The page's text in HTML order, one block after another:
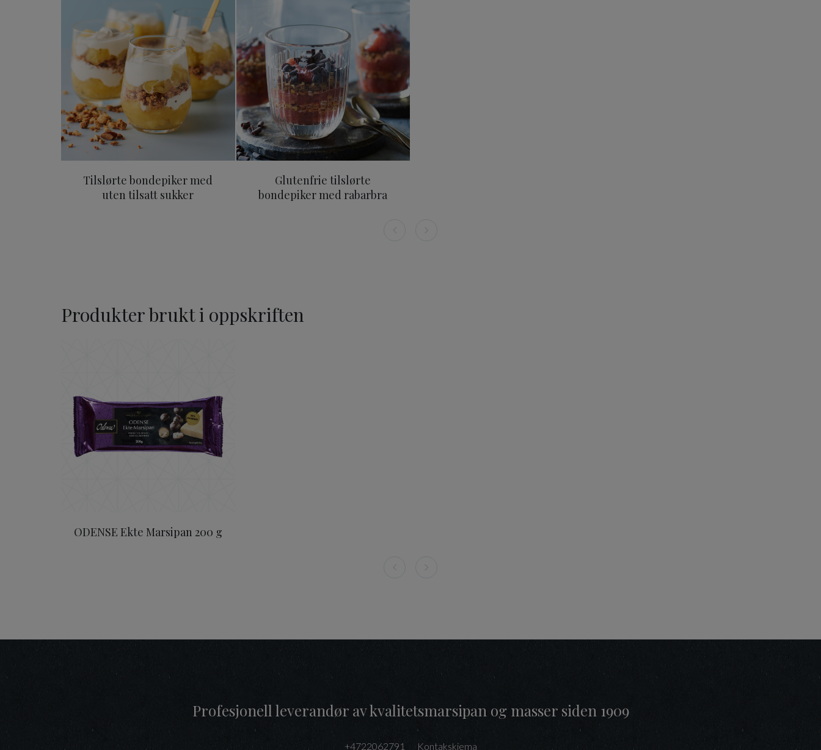
Tilslørte bondepiker med
uten tilsatt sukker
Glutenfrie tilslørte
bondepiker med rabarbra
Produkter brukt i oppskriften
ODENSE Ekte Marsipan 200 g
Profesjonell leverandør av kvalitetsmarsipan og masser siden 1909
+4722062791 Kontakskjema